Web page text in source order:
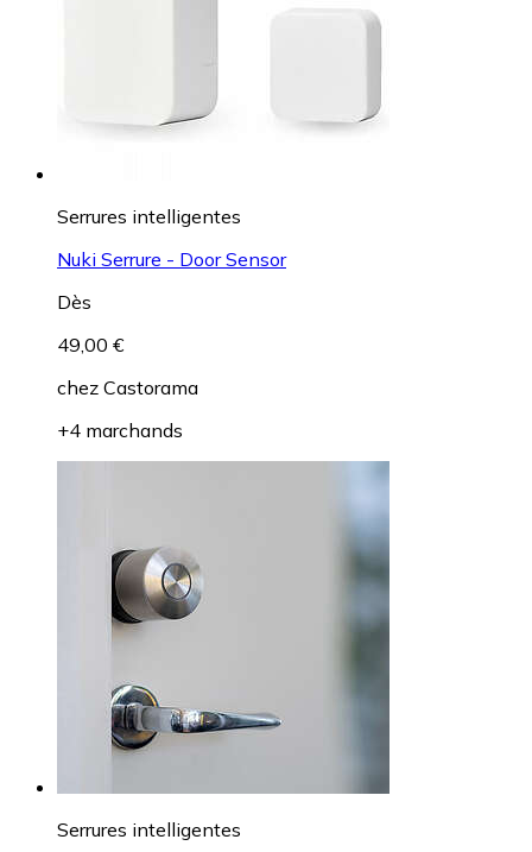
Serrures intelligentes
Nuki Serrure - Door Sensor
Dès
49,00 €
chez Castorama
+4 marchands
Serrures intelligentes